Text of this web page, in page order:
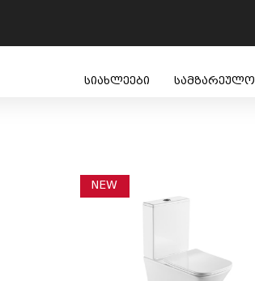
სიახლეები სამზარეულო
NEW